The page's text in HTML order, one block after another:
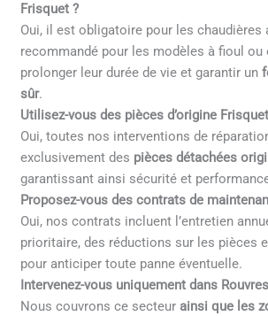
Frisquet ?
Oui, il est obligatoire pour les chaudières
recommandé pour les modèles à fioul ou
prolonger leur durée de vie et garantir un
sûr.
Utilisez-vous des pièces d’origine
Oui, toutes nos interventions de
exclusivement des pièces détachées
garantissant ainsi sécurité et
Proposez-vous des contrats de
Oui, nos contrats incluent l’entretien
prioritaire, des réductions sur les pièces
pour anticiper toute panne éventuelle.
Intervenez-vous uniquement dans
Nous couvrons ce secteur ainsi que les